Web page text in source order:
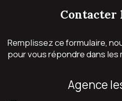
contacter
Remplissez ce formulaire,
pour vous répondre dans les
agence